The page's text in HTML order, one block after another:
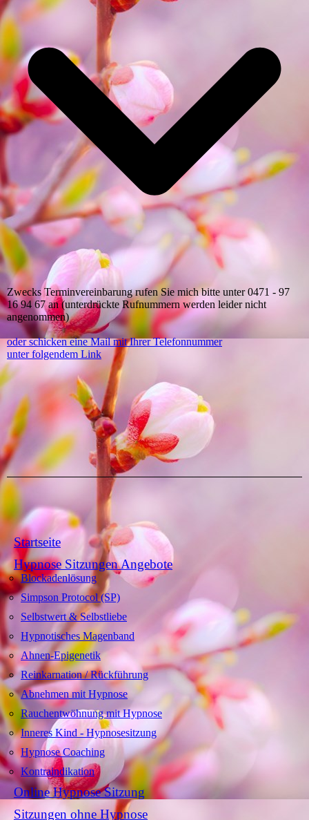
Zwecks Terminvereinbarung rufen Sie mich bitte unter 0471 - 97
16 94 67 an (unterdrückte Rufnummern werden leider nicht
angenommen)
oder schicken eine Mail mit Ihrer Telefonnummer
unter folgendem Link
Startseite
Hypnose Sitzungen Angebote
Blockadenlösung
Simpson Protocol (SP)
Selbstwert & Selbstliebe
Hypnotisches Magenband
Ahnen-Epigenetik
Reinkarnation / Rückführung
Abnehmen mit Hypnose
Rauchentwöhnung mit Hypnose
Inneres Kind - Hypnosesitzung
Hypnose Coaching
Kontraindikation
Online Hypnose Sitzung
Sitzungen ohne Hypnose